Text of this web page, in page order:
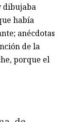
dibujaba
había
anécdotas
de la
porque el